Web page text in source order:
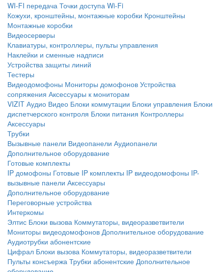
WI-FI передача Точки доступа Wi-Fi
Кожухи, кронштейны, монтажные коробки Кронштейны
Монтажные коробки
Видеосерверы
Клавиатуры, контроллеры, пульты управления
Наклейки и сменные надписи
Устройства защиты линий
Тестеры
Видеодомофоны Мониторы домофонов Устройства
сопряжения Аксессуары к мониторам
VIZIT Аудио Видео Блоки коммутации Блоки управления Блоки
диспетчерского контроля Блоки питания Контроллеры
Аксессуары
Трубки
Вызывные панели Видеопанели Аудиопанели
Дополнительное оборудование
Готовые комплекты
IP домофоны Готовые IP комплекты IP видеодомофоны IP-
вызывные панели Аксессуары
Дополнительное оборудование
Переговорные устройства
Интеркомы
Элтис Блоки вызова Коммутаторы, видеоразветвители
Мониторы видеодомофонов Дополнительное оборудование
Аудиотрубки абонентские
Цифрал Блоки вызова Коммутаторы, видеоразветвители
Пульты консъержа Трубки абонентские Дополнительное